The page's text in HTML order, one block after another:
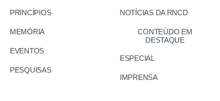
PRINCÍPIOS
MEMÓRIA
EVENTOS
PESQUISAS
NOTÍCIAS DA RNCD
CONTEÚDO EM
DESTAQUE
ESPECIAL
IMPRENSA